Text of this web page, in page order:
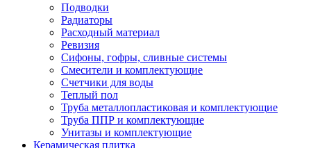
Подводки
Радиаторы
Расходный материал
Ревизия
Сифоны, гофры, сливные системы
Смесители и комплектующие
Счетчики для воды
Теплый пол
Труба металлопластиковая и комплектующие
Труба ППР и комплектующие
Унитазы и комплектующие
Керамическая плитка